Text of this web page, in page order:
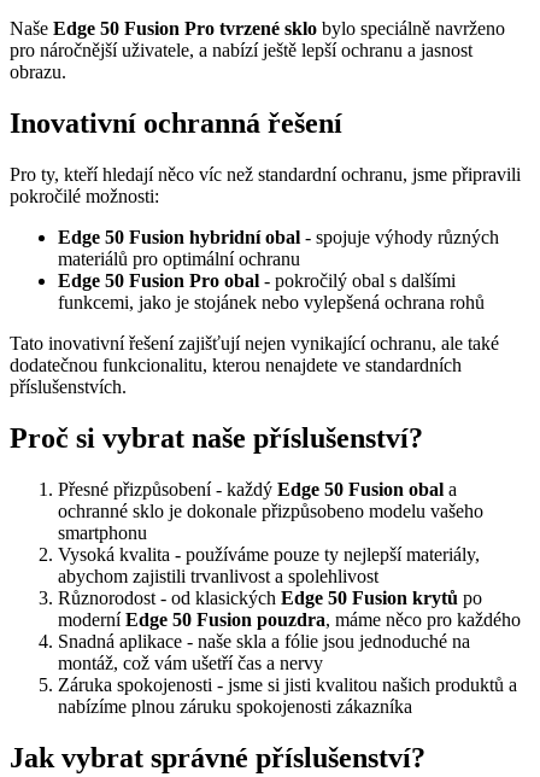
Naše Edge 50 Fusion Pro tvrzené sklo bylo speciálně navrženo
pro náročnější uživatele, a nabízí ještě lepší ochranu a jasnost
obrazu.
Inovativní ochranná řešení
Pro ty, kteří hledají něco víc než standardní ochranu, jsme připravili
pokročilé možnosti:
Edge 50 Fusion hybridní obal - spojuje výhody různých
materiálů pro optimální ochranu
Edge 50 Fusion Pro obal - pokročilý obal s dalšími
funkcemi, jako je stojánek nebo vylepšená ochrana rohů
Tato inovativní řešení zajišťují nejen vynikající ochranu, ale také
dodatečnou funkcionalitu, kterou nenajdete ve standardních
příslušenstvích.
Proč si vybrat naše příslušenství?
Přesné přizpůsobení - každý Edge 50 Fusion obal a
ochranné sklo je dokonale přizpůsobeno modelu vašeho
smartphonu
Vysoká kvalita - používáme pouze ty nejlepší materiály,
abychom zajistili trvanlivost a spolehlivost
Různorodost - od klasických Edge 50 Fusion krytů po
moderníEdge 50 Fusion pouzdra, máme něco pro každého
Snadná aplikace - naše skla a fólie jsou jednoduché na
montáž, což vám ušetří čas a nervy
Záruka spokojenosti - jsme si jisti kvalitou našich produktů a
nabízíme plnou záruku spokojenosti zákazníka
Jak vybrat správné příslušenství?